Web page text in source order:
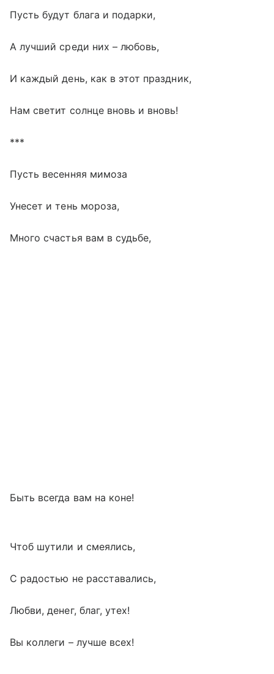
Пусть будут блага и подарки,
А лучший среди них – любовь,
И каждый день, как в этот праздник,
Нам светит солнце вновь и вновь!
***
Пусть весенняя мимоза
Унесет и тень мороза,
Много счастья вам в судьбе,
Быть всегда вам на коне!
Чтоб шутили и смеялись,
С радостью не расставались,
Любви, денег, благ, утех!
Вы коллеги – лучше всех!